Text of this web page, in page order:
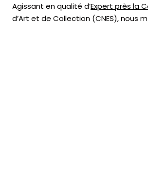
Agissant en qualité d’Expert près la
d’Art et de Collection (CNES),nous